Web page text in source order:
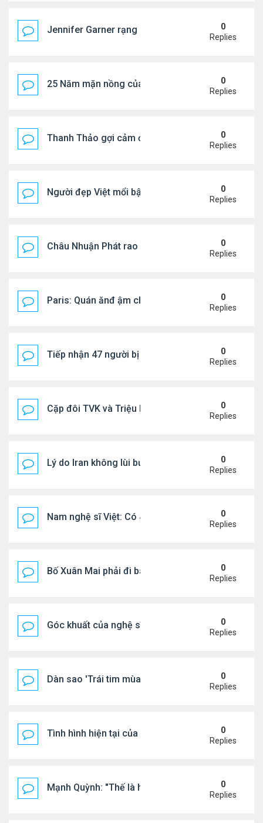
Jennifer Garner rạng rỡ bên bạn trai kém 6 tuổi
0
Replies
25 Năm mặn nồng của 'Điệp viên 007'
0
Replies
Thanh Thảo gợi cảm ở tuổi 49
0
Replies
Người đẹp Việt mổi bật giữa dàn sao châu Á
0
Replies
Châu Nhuận Phát rao bán tài sản
0
Replies
Paris: Quán ănđ ậm chất Việt đông kín khách chờ
0
Replies
Tiếp nhận 47 người bị Mỹ trục xuất, Công an
0
Replies
Cặp đôi TVK và Triệu Mẫn được yêu thích nhất
0
Replies
Lý do Iran không lùi bước trước lời đe dọa của
0
Replies
Nam nghệ sĩ Việt: Có 4 nhà ở Pháp, sống gần
0
Replies
Bố Xuân Mai phải đi bán cơm ở Mỹ
0
Replies
Góc khuất của nghệ sĩ Hoài Tâm
0
Replies
Dàn sao 'Trái tim mùa thu' sau 26 năm
0
Replies
Tình hình hiện tại của Quang Lê
0
Replies
Mạnh Quỳnh: "Thế là hết"
0
Replies